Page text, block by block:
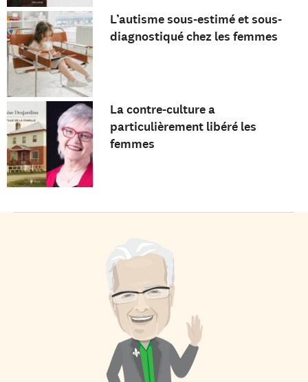
L’autisme sous-estimé et sous-
diagnostiqué chez les femmes
La contre-culture a
particulièrement libéré les
femmes